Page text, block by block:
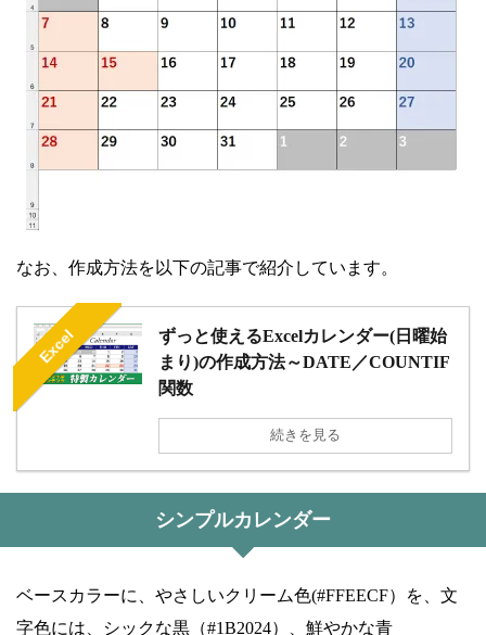
なお、作成方法を以下の記事で紹介しています。
Excel
ずっと使えるExcelカレンダー(日曜始
まり)の作成方法～DATE／COUNTIF
関数
続きを見る
シンプルカレンダー
ベースカラーに、やさしいクリーム色(#FFEECF）を、文
字色には、シックな黒（#1B2024）、鮮やかな青